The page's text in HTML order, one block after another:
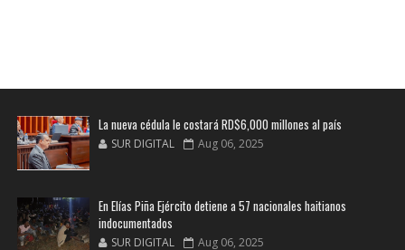
La nueva cédula le costará RD$6,000 millones al país
SUR DIGITAL Aug 06, 2025
En Elías Piña Ejército detiene a 57 nacionales haitianos
indocumentados
SUR DIGITAL Aug 06, 2025